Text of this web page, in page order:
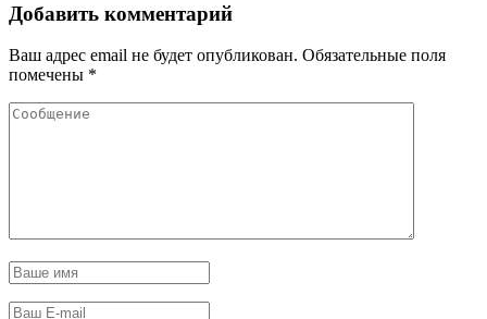
Добавить комментарий
Ваш адрес email не будет опубликован. Обязательные поля
помечены *